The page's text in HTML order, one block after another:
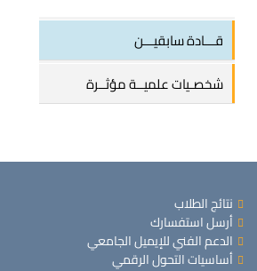
قـــادة سابقيـــن
شخصـيات علميــة مؤثــرة
نتائج الطلاب
أرسل استفسارك
الدعم الفني للإيميل الجامعي
أساسيات التحول الرقمي